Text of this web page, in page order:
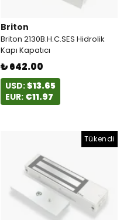
Briton
Briton 2130B.H.C.SES Hidrolik
Kapı Kapatıcı
₺ 642.00
USD:$13.65
EUR: €11.97
Tükendi